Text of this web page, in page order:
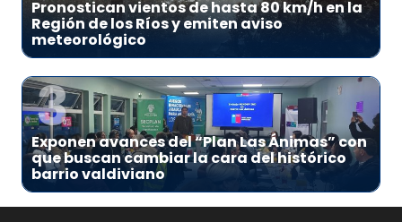
Pronostican vientos de hasta 80 km/h en la
Región de los Ríos y emiten aviso
meteorológico
3
Exponen avances del “Plan Las Ánimas” con
que buscan cambiar la cara del histórico
barrio valdiviano